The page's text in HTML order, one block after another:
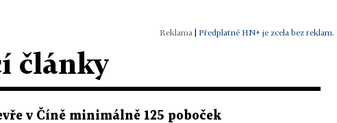
Předplatné HN+ je zcela bez reklam.
články
v Číně minimálně 125 poboček